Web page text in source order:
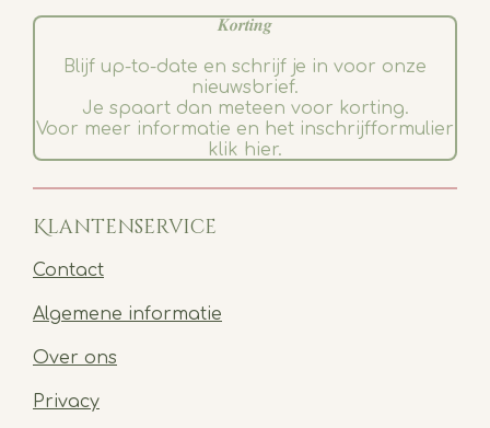
𝑲𝒐𝒓𝒕𝒊𝒏𝒈
Blijf up-to-date en schrijf je in voor onze
nieuwsbrief.
Je spaart dan meteen voor korting.
Voor meer informatie en het inschrijfformulier
klik hier.
Klantenservice
Contact
Algemene informatie
Over ons
Privacy